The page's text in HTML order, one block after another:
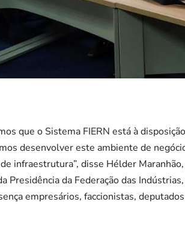
que o Sistema FIERN está à
desenvolver este ambiente de
infraestrutura”, disse Hélder
Presidência da Federação das
empresários, faccionistas,